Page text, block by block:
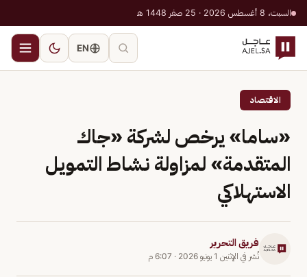
السبت، 8 أغسطس 2026 · 25 صفر 1448 هـ
EN
الاقتصاد
«ساما» يرخص لشركة «جاك
المتقدمة» لمزاولة نشاط التمويل
الاستهلاكي
فريق التحرير
نُشر في الإثنين 1 يونيو 2026 · 6:07 م